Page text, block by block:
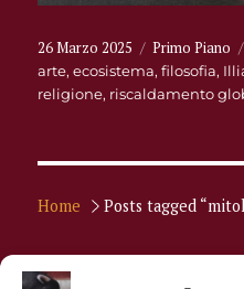
Pubblicato
il
26 Marzo 2025 Categorie
Primo Piano
arte,ecosistema,filosofia,
religione, riscaldamento
Home Posts tagged